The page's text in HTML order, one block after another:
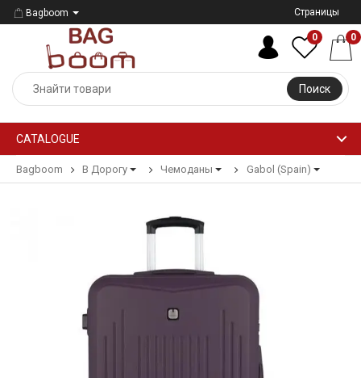
Bagboom Страницы
Поиск
0 0
CATALOGUE
Bagboom В Дорогу Чемоданы Gabol (Spain)